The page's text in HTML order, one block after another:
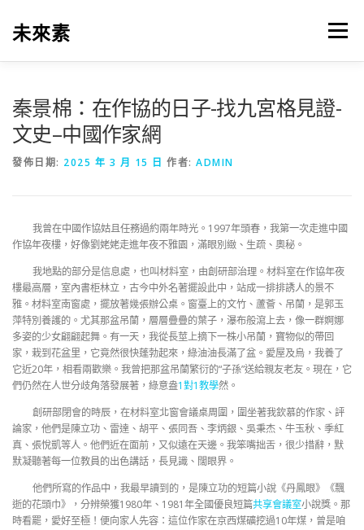
未來素 選單
秦景棉：在作協的日子-找九宮格見證-
文史–中國作家網
發佈日期: 2025 年 3 月 15 日 作者: ADMIN
我曾在中國作協姑且任務過約兩年時光。1997年頭春，我第一次走進中國
作協年夜樓，好像劉姥姥走進年夜不雅園，滿眼別緻、生疏、奧秘。
我地點的部分是信息處，也叫材料室，由創研部治理。材料室在作協年夜
樓最高層，室內書柜林立，古今中外名著擺設此中，站成一排排誘人的景不
雅。材料室南窗處，擺放著幾張辦公桌。窗臺上的文竹、蘆薈、吊蘭，是郭玉
萍特別養護的。尤其那盆吊蘭，層層疊疊的葉子，瀑布般瀉上去，像一群婀娜
多姿的少女翩翩起舞。有一天，我從長莖上摘下一株小吊蘭，寶物似的帶回
家，栽到花盆里，它竟然很快蓬勃起來，綠油油長滿了盆。愛屋及烏，我養了
它近20年，相看兩歡樂。我曾把那盆吊蘭繁衍的“子孫”送給親友老友。現在，它
們仍然在人世分歧角落發展著，綠意盎1對1教學然。
創研部閉會的時辰，在材料室北窗會議桌周圍，圍坐著我欽慕的作家、評
論家，他們是陳立功、雷達、胡平、張同吾、李炳銀、吳秉杰、牛玉秋、季紅
真、張悅凱等人。他們近在面前，又似遠在天邊。我笨嘴拙舌，很少措辭，默
默凝聽著每一位教員的出色講話，長見識、闊眼界。
他們所寫的作品中，我最早讀到的，是陳立功的短篇小說《丹鳳眼》《飄
逝的花頭巾》，分辨榮獲1980年、1981年全國優良短篇共享會議室小說獎。那
時看罷，愛好至極！便向家人先容：這位作家在京西煤礦挖過10年煤，曾是咱